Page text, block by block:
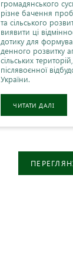
громадянського
різне бачення
та сільського
виявити ці
дотику для
денного розвитку
сільських
післявоєнної
України.
ЧИТАТИ ДАЛІ